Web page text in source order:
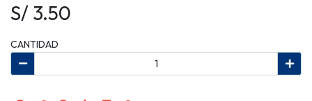
S/ 3.50
CANTIDAD